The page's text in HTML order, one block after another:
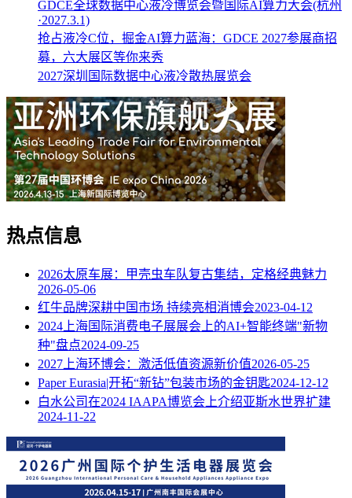
GDCE全球数据中心液冷博览会暨国际AI算力大会(杭州
·2027.3.1)
抢占液冷C位，掘金AI算力蓝海：GDCE 2027参展商招
募，六大展区等你来秀
2027深圳国际数据中心液冷散热展览会
热点信息
2026太原车展：甲壳虫车队复古集结，定格经典魅力
2026-05-06
红牛品牌深耕中国市场 持续亮相消博会2023-04-12
2024上海国际消费电子展展会上的AI+智能终端"新物
种"盘点2024-09-25
2027上海环博会：激活低值资源新价值2026-05-25
Paper Eurasia|开拓“新钻”包装市场的金钥匙2024-12-12
白水公司在2024 IAAPA博览会上介绍亚斯水世界扩建
2024-11-22